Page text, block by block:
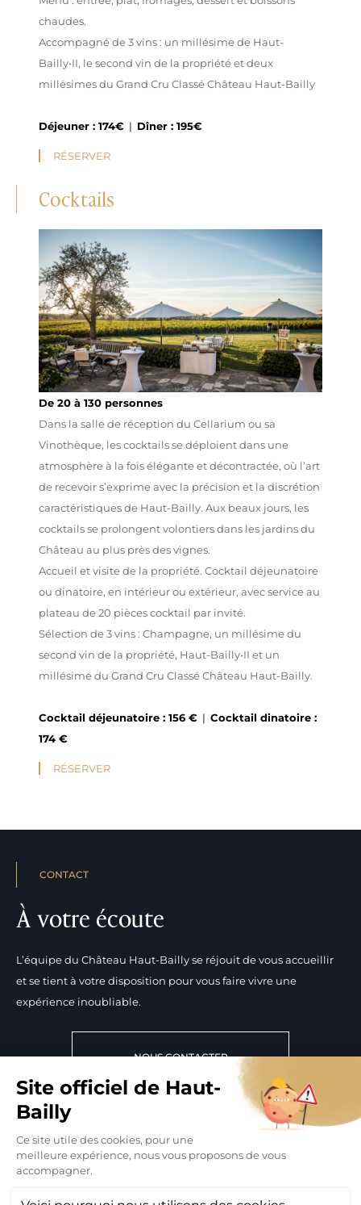
chaudes.
Accompagné de 3 vins : un millésime de Haut-
Bailly•II, le second vin de la propriété et deux
millésimes du Grand Cru Classé Château Haut-Bailly
Déjeuner : 174€ | Dîner : 195€
RÉSERVER
Cocktails
De 20 à 130 personnes
Dans la salle de réception du Cellarium ou sa
Vinothèque, les cocktails se déploient dans une
atmosphère à la fois élégante et décontractée, où l’art
de recevoir s’exprime avec la précision et la discrétion
caractéristiques de Haut-Bailly. Aux beaux jours, les
cocktails se prolongent volontiers dans les jardins du
Château au plus près des vignes.
Accueil et visite de la propriété. Cocktail déjeunatoire
ou dinatoire, en intérieur ou extérieur, avec service au
plateau de 20 pièces cocktail par invité.
Sélection de 3 vins : Champagne, un millésime du
second vin de la propriété, Haut-Bailly•II et un
millésime du Grand Cru Classé Château Haut-Bailly.
Cocktail déjeunatoire : 156 € | Cocktail dinatoire :
174 €
RÉSERVER
CONTACT
À votre écoute
L’équipe du Château Haut-Bailly se réjouit de vous accueillir
et se tient à votre disposition pour vous faire vivre une
expérience inoubliable.
NOUS CONTACTER